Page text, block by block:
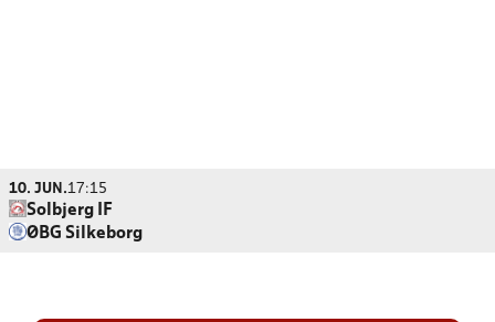
10. JUN.17:15
Solbjerg IF
ØBG Silkeborg